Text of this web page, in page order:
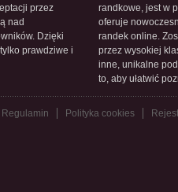
przez
nad
Dzięki
prawdziwe i
randkowe, jest w
oferuje
randek online.
przez wysokiej
inne, unikalne
to, aby ułatwić
Regulamin Polityka cookies